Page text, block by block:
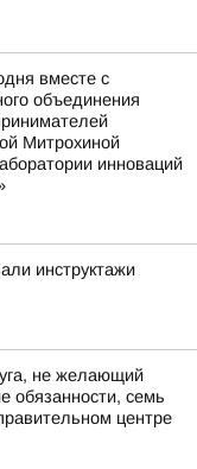
вместе с
объединения
Митрохиной
инноваций
инструктажи
не желающий
обязанности, семь
центре